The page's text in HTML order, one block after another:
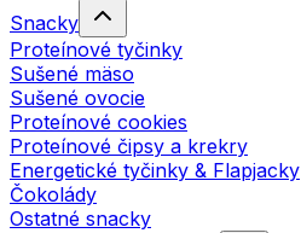
Snacky
Proteínové tyčinky
Sušené mäso
Sušené ovocie
Proteínové cookies
Proteínové čipsy a krekry
Energetické tyčinky & Flapjacky
Čokolády
Ostatné snacky